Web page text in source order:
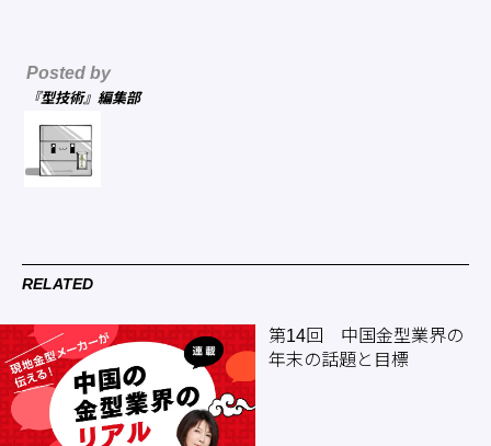
Posted by
『型技術』編集部
RELATED
第14回 中国金型業界の
年末の話題と目標